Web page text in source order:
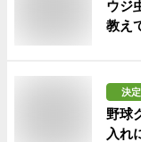
ウジ
教え
決定
野球
入れ